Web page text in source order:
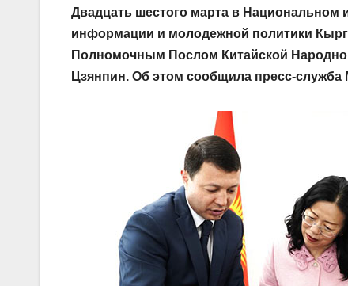
Двадцать шестого марта в Национальном
информации и молодежной политики
Полномочным Послом Китайской
Цзянпин. Об этом сообщила пресс-служба